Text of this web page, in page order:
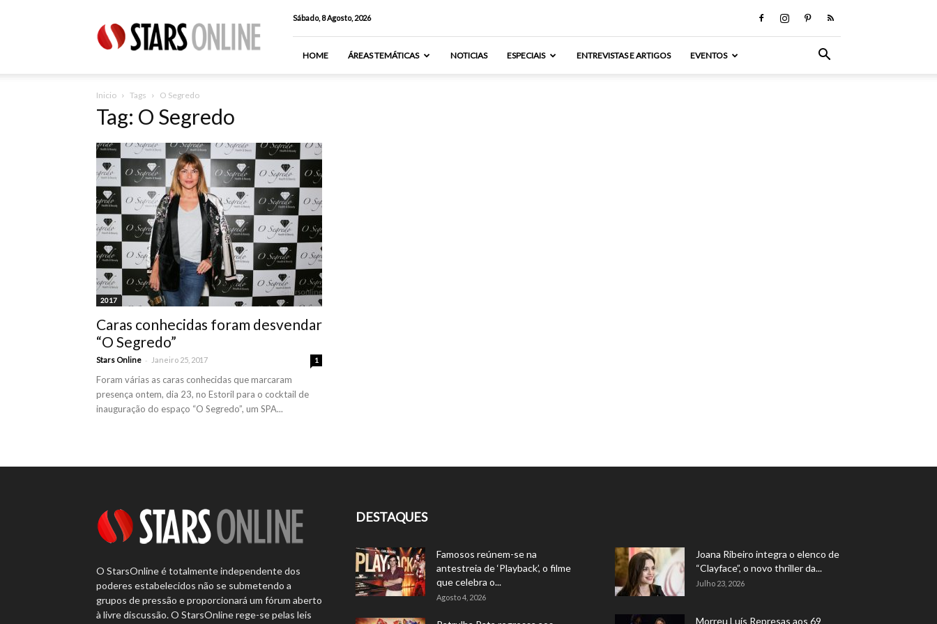
Online
Sábado, 8 Agosto, 2026
HOME ÁREAS TEMÁTICAS NOTICIAS ESPECIAIS ENTREVISTAS E ARTIGOS EVENTOS
Inicio Tags O Segredo
Tag: O Segredo
2017
Caras conhecidas foram desvendar
“O Segredo”
Stars Online - Janeiro 25, 2017 1
Foram várias as caras conhecidas que marcaram
presença ontem, dia 23, no Estoril para o cocktail de
inauguração do espaço “O Segredo”, um SPA...
O StarsOnline é totalmente independente dos
poderes estabelecidos não se submetendo a
grupos de pressão e proporcionará um fórum aberto
à livre discussão. O StarsOnline rege-se pelas leis
DESTAQUES
Famosos reúnem-se na
antestreia de ‘Playback’, o filme
que celebra o...
Agosto 4, 2026
Joana Ribeiro integra o elenco de
“Clayface”, o novo thriller da...
Julho 23, 2026
Morreu Luís Represas aos 69